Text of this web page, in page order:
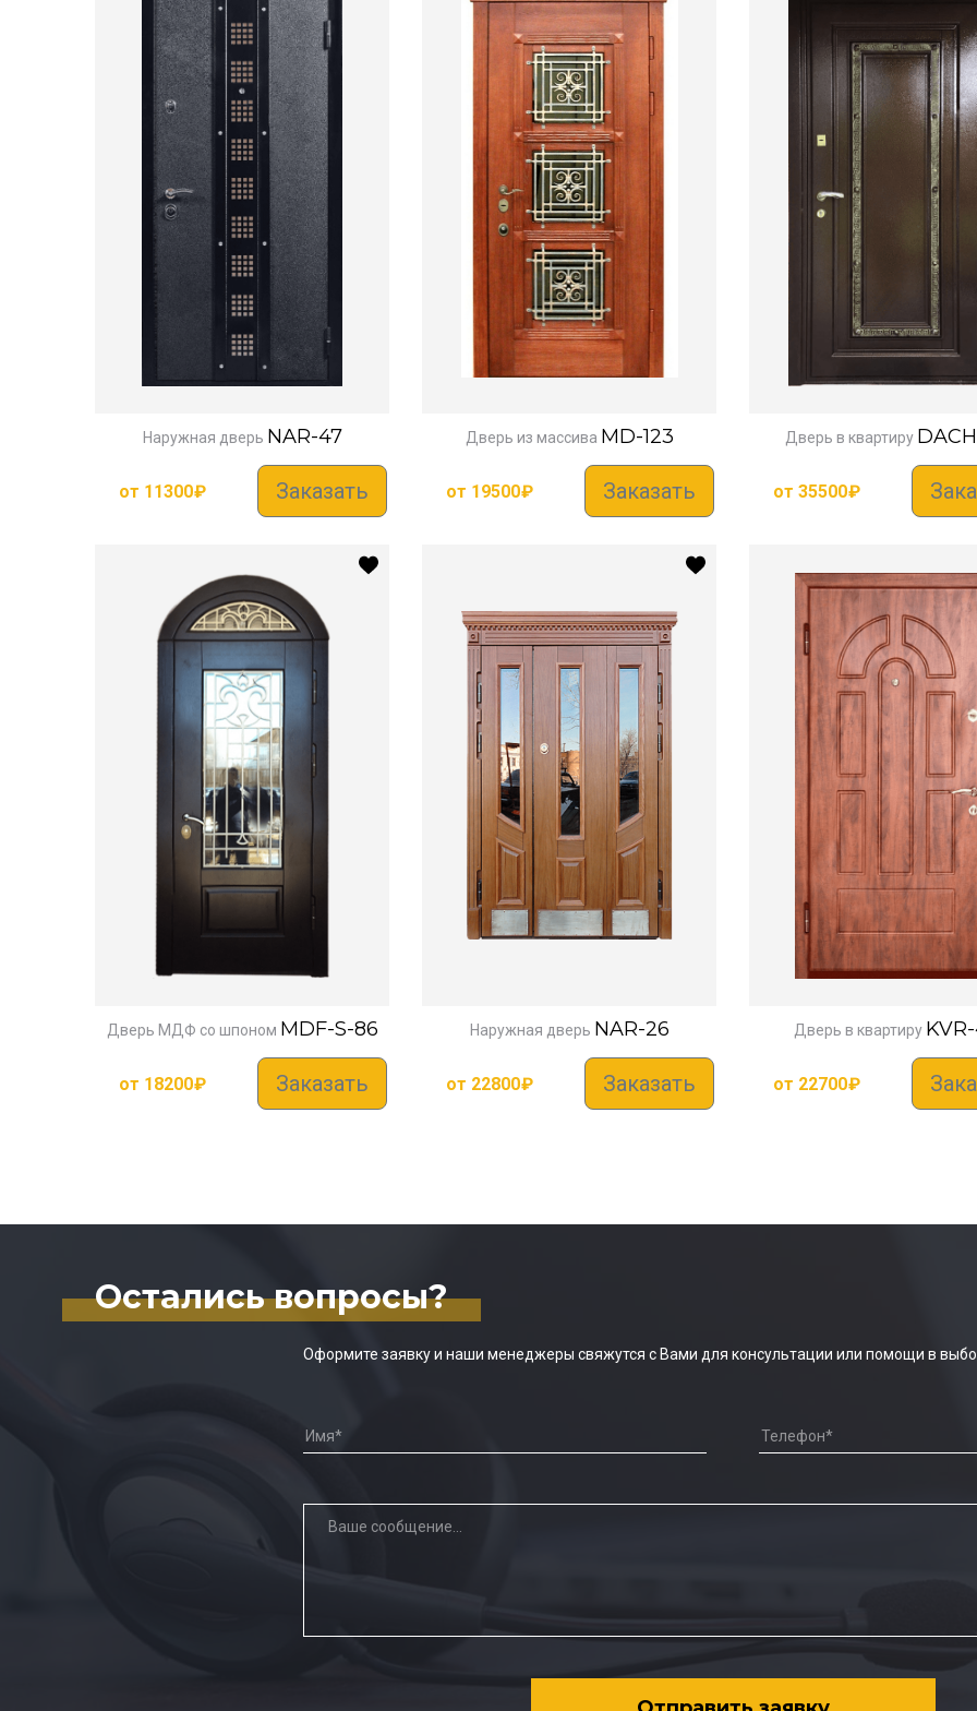
Наружная дверь NAR-47
от 11300₽ Заказать
Дверь из массива MD-123
от 19500₽ Заказать
Дверь в квартиру
от 35500₽
Дверь МДФ со шпоном MDF-S-86
от 18200₽ Заказать
Наружная дверь NAR-26
от 22800₽ Заказать
Дверь в квартиру
от 22700₽
Остались вопросы?
Оформите заявку и наши менеджеры свяжутся с Вами для консультации или помощи в